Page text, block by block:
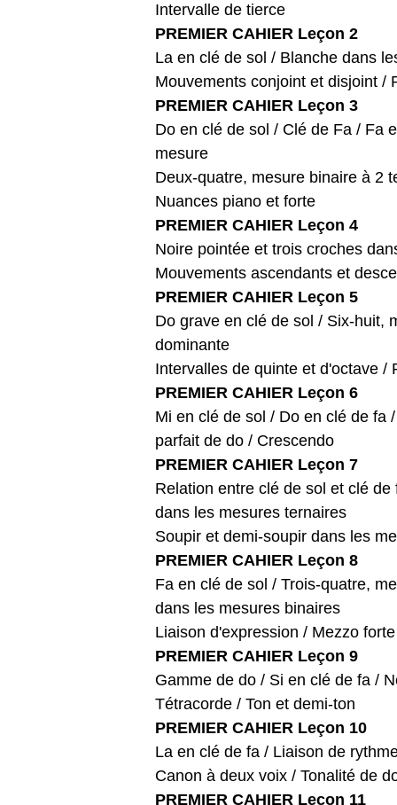
Intervalle de tierce
PREMIER CAHIER Leçon 2
La en clé de sol / Blanche dans
Mouvements conjoint et disjoint /
PREMIER CAHIER Leçon 3
Do en clé de sol / Clé de Fa / Fa
mesure
Deux-quatre, mesure binaire à 2
Nuances piano et forte
PREMIER CAHIER Leçon 4
Noire pointée et trois croches
Mouvements ascendants et
PREMIER CAHIER Leçon 5
Do grave en clé de sol / Six-huit,
dominante
Intervalles de quinte et d'octave /
PREMIER CAHIER Leçon 6
Mi en clé de sol / Do en clé de fa
parfait de do / Crescendo
PREMIER CAHIER Leçon 7
Relation entre clé de sol et clé
dans les mesures ternaires
Soupir et demi-soupir dans les
PREMIER CAHIER Leçon 8
Fa en clé de sol / Trois-quatre,
dans les mesures binaires
Liaison d'expression / Mezzo
PREMIER CAHIER Leçon 9
Gamme de do / Si en clé de fa /
Tétracorde / Ton et demi-ton
PREMIER CAHIER Leçon 10
La en clé de fa / Liaison de
Canon à deux voix / Tonalité de
PREMIER CAHIER Leçon 11